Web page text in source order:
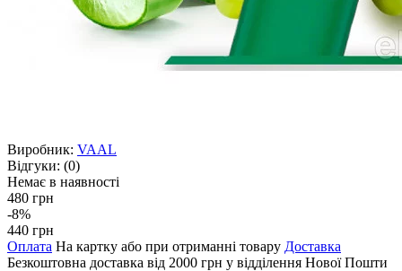
Виробник: VAAL
Відгуки: (0)
Немає в наявності
480 грн
-8%
440 грн
Оплата На картку або при отриманні товару Доставка
Безкоштовна доставка від 2000 грн у відділення Нової Пошти